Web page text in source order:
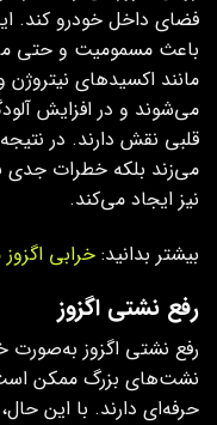
فضای داخل خودرو کند.
باعث مسمومیت و حتی
مانند اکسیدهای
می‌شوند و در افزایش
قلبی نقش دارند. در
می‌زند بلکه خطرات جدی
نیز ایجاد می‌کند.
بیشتر بدانید: خرابی
رفع نشتی اگزوز
رفع نشتی اگزوز به‌صورت
نشت‌های بزرگ ممکن است
حرفه‌ای دارند. با این